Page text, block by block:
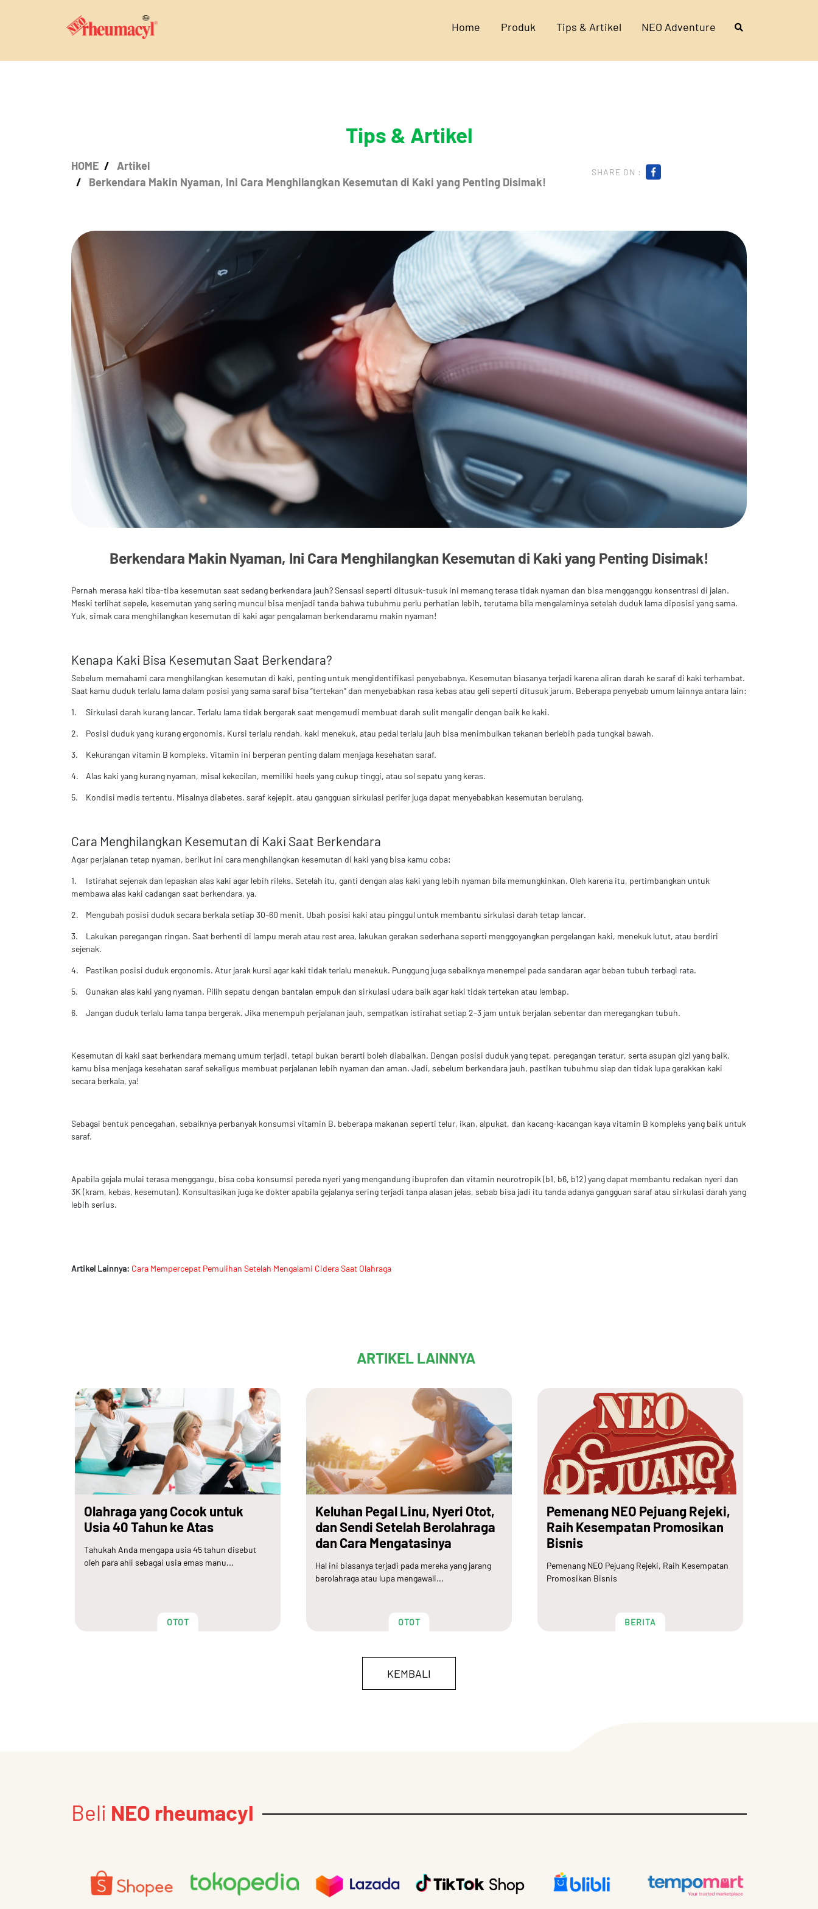
Home Produk Tips & Artikel NEO Adventure
Tips & Artikel
HOME
Artikel
Berkendara Makin Nyaman, Ini Cara Menghilangkan Kesemutan di Kaki yang Penting Disimak!
SHARE ON :
Berkendara Makin Nyaman, Ini Cara Menghilangkan Kesemutan di Kaki yang Penting Disimak!
Pernah merasa kaki tiba-tiba kesemutan saat sedang berkendara jauh? Sensasi seperti ditusuk-tusuk ini memang terasa tidak nyaman dan bisa mengganggu konsentrasi di jalan.
Meski terlihat sepele, kesemutan yang sering muncul bisa menjadi tanda bahwa tubuhmu perlu perhatian lebih, terutama bila mengalaminya setelah duduk lama diposisi yang sama.
Yuk, simak cara menghilangkan kesemutan di kaki agar pengalaman berkendaramu makin nyaman!
Kenapa Kaki Bisa Kesemutan Saat Berkendara?
Sebelum memahami cara menghilangkan kesemutan di kaki, penting untuk mengidentifikasi penyebabnya. Kesemutan biasanya terjadi karena aliran darah ke saraf di kaki terhambat.
Saat kamu duduk terlalu lama dalam posisi yang sama saraf bisa “tertekan” dan menyebabkan rasa kebas atau geli seperti ditusuk jarum. Beberapa penyebab umum lainnya antara lain:
1. Sirkulasi darah kurang lancar. Terlalu lama tidak bergerak saat mengemudi membuat darah sulit mengalir dengan baik ke kaki.
2. Posisi duduk yang kurang ergonomis. Kursi terlalu rendah, kaki menekuk, atau pedal terlalu jauh bisa menimbulkan tekanan berlebih pada tungkai bawah.
3. Kekurangan vitamin B kompleks. Vitamin ini berperan penting dalam menjaga kesehatan saraf.
4. Alas kaki yang kurang nyaman, misal kekecilan, memiliki heels yang cukup tinggi, atau sol sepatu yang keras.
5. Kondisi medis tertentu. Misalnya diabetes, saraf kejepit, atau gangguan sirkulasi perifer juga dapat menyebabkan kesemutan berulang.
Cara Menghilangkan Kesemutan di Kaki Saat Berkendara
Agar perjalanan tetap nyaman, berikut ini cara menghilangkan kesemutan di kaki yang bisa kamu coba:
1.
Istirahat sejenak dan lepaskan alas kaki agar lebih rileks. Setelah itu, ganti dengan alas kaki yang lebih nyaman bila memungkinkan. Oleh karena itu, pertimbangkan untuk
membawa alas kaki cadangan saat berkendara, ya.
2. Mengubah posisi duduk secara berkala setiap 30–60 menit. Ubah posisi kaki atau pinggul untuk membantu sirkulasi darah tetap lancar.
3.
Lakukan peregangan ringan. Saat berhenti di lampu merah atau rest area, lakukan gerakan sederhana seperti menggoyangkan pergelangan kaki, menekuk lutut, atau berdiri
sejenak.
4. Pastikan posisi duduk ergonomis. Atur jarak kursi agar kaki tidak terlalu menekuk. Punggung juga sebaiknya menempel pada sandaran agar beban tubuh terbagi rata.
5. Gunakan alas kaki yang nyaman. Pilih sepatu dengan bantalan empuk dan sirkulasi udara baik agar kaki tidak tertekan atau lembap.
6. Jangan duduk terlalu lama tanpa bergerak. Jika menempuh perjalanan jauh, sempatkan istirahat setiap 2–3 jam untuk berjalan sebentar dan meregangkan tubuh.
Kesemutan di kaki saat berkendara memang umum terjadi, tetapi bukan berarti boleh diabaikan. Dengan posisi duduk yang tepat, peregangan teratur, serta asupan gizi yang baik,
kamu bisa menjaga kesehatan saraf sekaligus membuat perjalanan lebih nyaman dan aman. Jadi, sebelum berkendara jauh, pastikan tubuhmu siap dan tidak lupa gerakkan kaki
secara berkala, ya!
Sebagai bentuk pencegahan, sebaiknya perbanyak konsumsi vitamin B. beberapa makanan seperti telur, ikan, alpukat, dan kacang-kacangan kaya vitamin B kompleks yang baik untuk
saraf.
Apabila gejala mulai terasa menggangu, bisa coba konsumsi pereda nyeri yang mengandung ibuprofen dan vitamin neurotropik (b1, b6, b12) yang dapat membantu redakan nyeri dan
3K (kram, kebas, kesemutan). Konsultasikan juga ke dokter apabila gejalanya sering terjadi tanpa alasan jelas, sebab bisa jadi itu tanda adanya gangguan saraf atau sirkulasi darah yang
lebih serius.
Artikel Lainnya: Cara Mempercepat Pemulihan Setelah Mengalami Cidera Saat Olahraga
ARTIKEL LAINNYA
Olahraga yang Cocok untuk
Usia 40 Tahun ke Atas
Tahukah Anda mengapa usia 45 tahun disebut
oleh para ahli sebagai usia emas manu...
OTOT
Keluhan Pegal Linu, Nyeri Otot,
dan Sendi Setelah Berolahraga
dan Cara Mengatasinya
Hal ini biasanya terjadi pada mereka yang jarang
berolahraga atau lupa mengawali...
OTOT
Pemenang NEO Pejuang Rejeki,
Raih Kesempatan Promosikan
Bisnis
Pemenang NEO Pejuang Rejeki, Raih Kesempatan
Promosikan Bisnis
BERITA
KEMBALI
Beli NEO rheumacyl